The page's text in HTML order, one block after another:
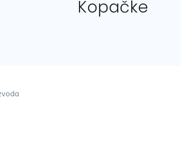
Kopačke